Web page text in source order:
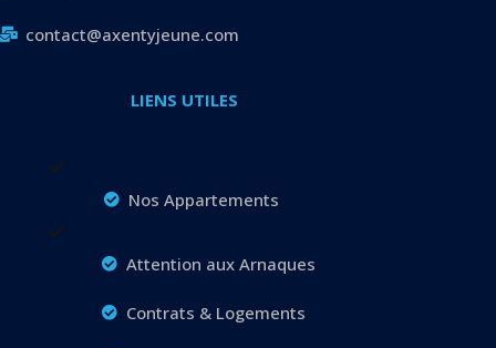
contact@axentyjeune.com
LIENS UTILES
Nos Appartements
Attention aux Arnaques
Contrats & Logements